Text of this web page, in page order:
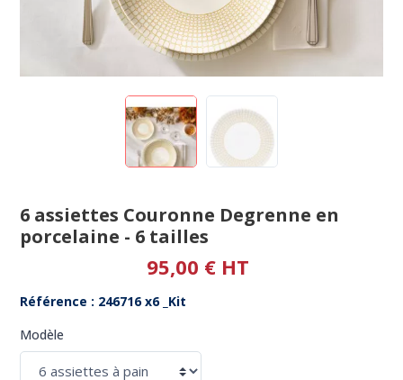
6 assiettes Couronne Degrenne en
porcelaine - 6 tailles
95,00 € HT
Référence : 246716 x6 _Kit
Modèle